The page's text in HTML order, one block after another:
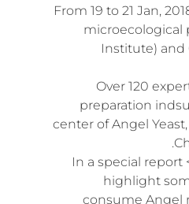
From 19 to 21 Jan,
microecological
Institute) and
Over 120
preparation
center of Angel
In a special
highlight
consume Angel